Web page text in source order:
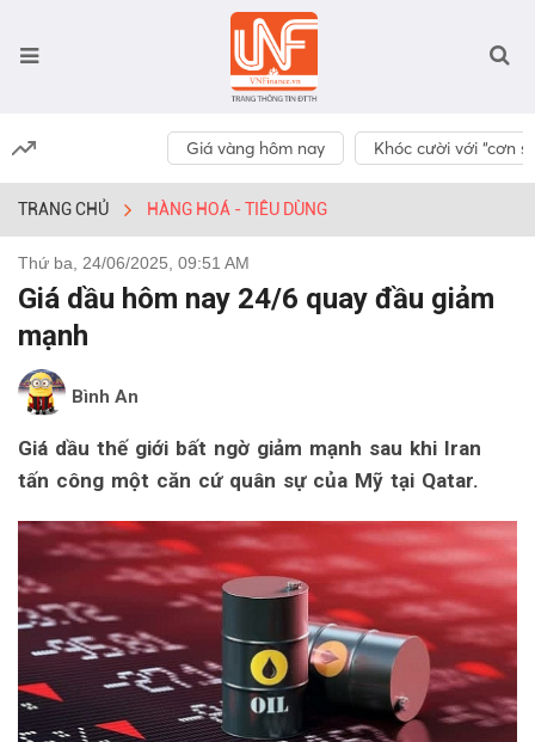
Giá vàng hôm nay Khóc cười với “cơn
TRANG CHỦ HÀNG HOÁ - TIÊU DÙNG
Thứ ba, 24/06/2025, 09:51 AM
Giá dầu hôm nay 24/6 quay đầu giảm
mạnh
Bình An
Giá dầu thế giới bất ngờ giảm mạnh sau khi Iran
tấn công một căn cứ quân sự của Mỹ tại Qatar.